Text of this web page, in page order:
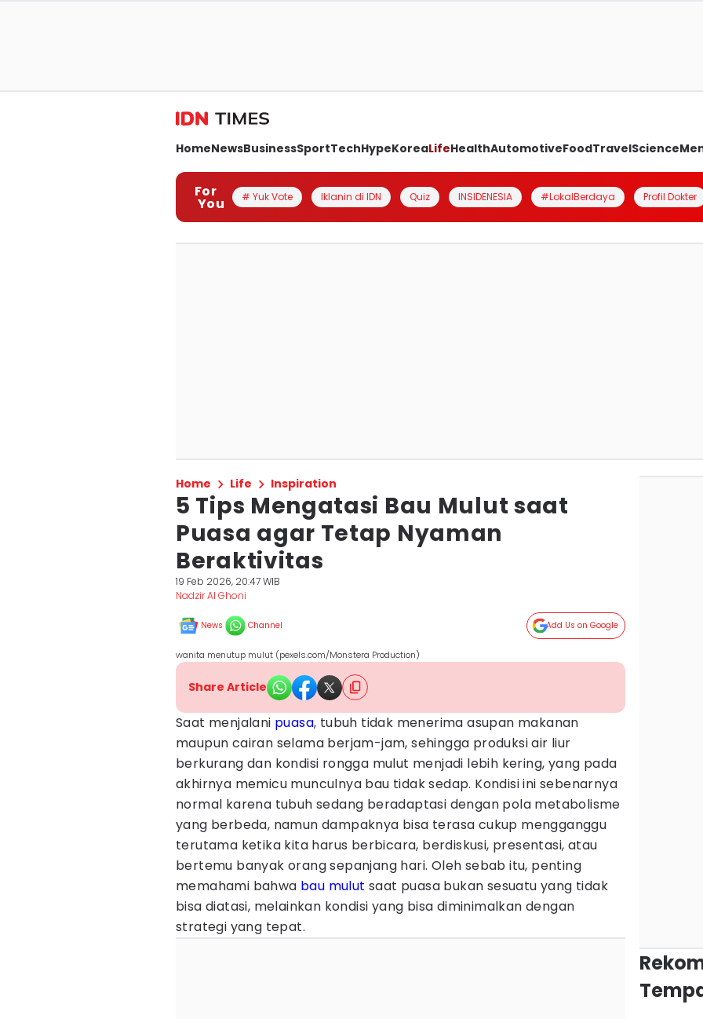
HomeNewsBusinessSportTechHypeKoreaLifeHealthAutomotiveFoodTravelScience
For
You # Yuk Vote Iklanin di IDN Quiz INSIDENESIA #LokalBerdaya Profil Dokter
Home Life Inspiration
5 Tips Mengatasi Bau Mulut saat
Puasa agar Tetap Nyaman
Beraktivitas
19 Feb 2026, 20:47 WIB
Nadzir Al Ghoni
News Channel Add Us on Google
wanita menutup mulut (pexels.com/Monstera Production)
Share Article
Saat menjalani puasa, tubuh tidak menerima asupan makanan
maupun cairan selama berjam-jam, sehingga produksi air liur
berkurang dan kondisi rongga mulut menjadi lebih kering, yang pada
akhirnya memicu munculnya bau tidak sedap. Kondisi ini sebenarnya
normal karena tubuh sedang beradaptasi dengan pola metabolisme
yang berbeda, namun dampaknya bisa terasa cukup mengganggu
terutama ketika kita harus berbicara, berdiskusi, presentasi, atau
bertemu banyak orang sepanjang hari. Oleh sebab itu, penting
memahami bahwa bau mulut saat puasa bukan sesuatu yang tidak
bisa diatasi, melainkan kondisi yang bisa diminimalkan dengan
strategi yang tepat.